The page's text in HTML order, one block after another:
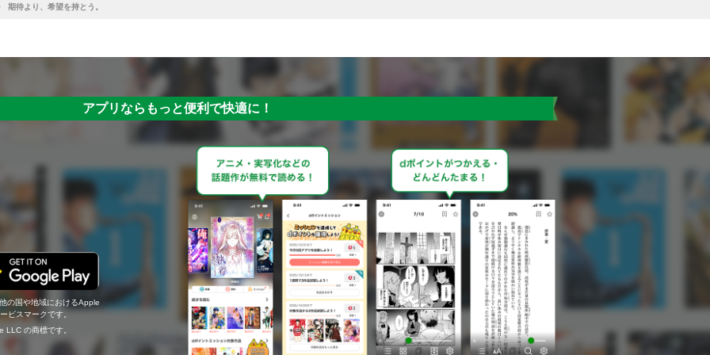
期待より、希望を持とう。
アプリならもっと便利で快適に！
の国や地域におけるApple
ビスマークです。
の商標です。